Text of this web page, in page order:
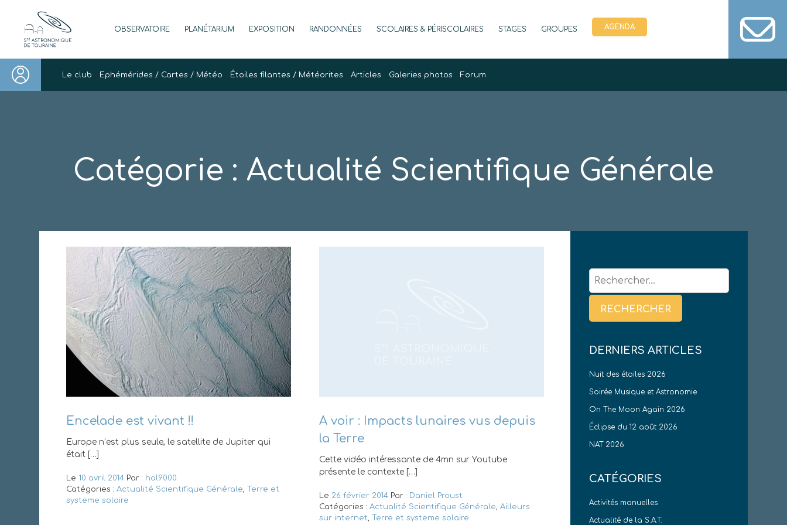
content
Société Astronomique de Touraine
Un regard plus NET sur notre univers
OBSERVATOIRE PLANÉTARIUM EXPOSITION RANDONNÉES SCOLAIRES & PÉRISCOLAIRES STAGES GROUPES AGENDA
Le club Ephémérides / Cartes / Météo Étoiles filantes / Météorites Articles Galeries photos Forum
Catégorie : Actualité Scientifique Générale
Encelade est vivant !!
Europe n’est plus seule, le satellite de Jupiter qui
était […]
Le 10 avril 2014Par : hal9000
Catégories : Actualité Scientifique Générale,
Terre et
systeme solaire
A voir : Impacts lunaires vus depuis
la Terre
Cette vidéo intéressante de 4mn sur Youtube
présente le contexte […]
Le 26 février 2014Par : Daniel Proust
Catégories : Actualité Scientifique Générale, Ailleurs
sur internet, Terre et systeme solaire
Rechercher :
DERNIERS ARTICLES
Nuit des étoiles 2026
Soirée Musique et Astronomie
On The Moon Again 2026
Éclipse du 12 août 2026
NAT 2026
CATÉGORIES
Activités manuelles
Actualité de la S.A.T.